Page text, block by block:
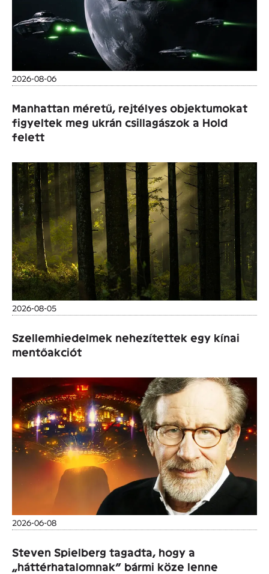
2026-08-06
Manhattan méretű, rejtélyes objektumokat
figyeltek meg ukrán csillagászok a Hold
felett
2026-08-05
Szellemhiedelmek nehezítettek egy kínai
mentőakciót
2026-06-08
Steven Spielberg tagadta, hogy a
„háttérhatalomnak” bármi köze lenne